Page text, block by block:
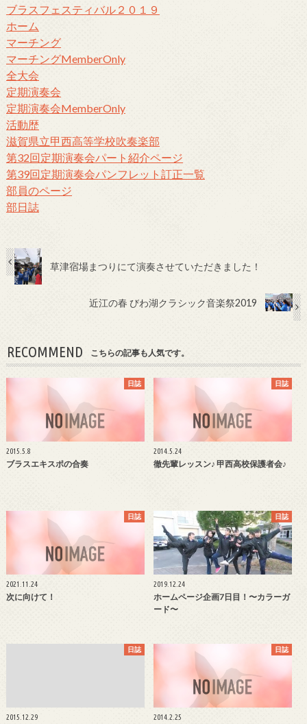
ブラスフェスティバル２０１９
ホーム
マーチング
マーチングMemberOnly
全大会
定期演奏会
定期演奏会MemberOnly
活動歴
滋賀県立甲西高等学校吹奏楽部
第32回定期演奏会パート紹介ページ
第39回定期演奏会パンフレット訂正一覧
部員のページ
部日誌
草津宿場まつりにて演奏させていただきました！
近江の春 びわ湖クラシック音楽祭2019
RECOMMEND こちらの記事も人気です。
日誌
2015.5.8
ブラスエキスポの合奏
日誌
2014.5.24
徹先輩レッスン♪ 甲西高校保護者会♪
日誌
2021.11.24
次に向けて！
日誌
2019.12.24
ホームページ企画7日目！〜カラーガ
ード〜
日誌
2015.12.29
日誌
2014.2.25